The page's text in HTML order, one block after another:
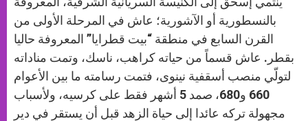
بالنسطورية أو الآشورية؛ عاش في المرحلة الأولى من
القرن السابع في منطقة “بيت قطرايا” المعروفة حاليا
بقطر. عاش قسماً من حياته كراهب، ناسك، وتمت مناداته
لتولّي منصب أسقفية نينوى، فتمت رسامته ما بين الأعوام
660 و680، صمد 5 أشهر فقط على كرسيه، ولأسباب
مجهولة تركه عائدا إلى حياة الزهد قبل أن يستقر في دير